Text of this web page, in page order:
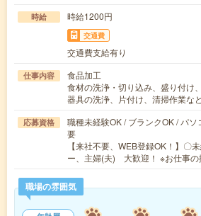
時給 時給1200円
交通費
交通費支給有り
仕事内容
食品加工
食材の洗浄・切り込み、盛り付け
器具の洗浄、片付け、清掃作業な
応募資格
職種未経験OK / ブランクOK / パ
要
【来社不要、WEB登録OK！】〇
ー、主婦(夫) 大歓迎！ ※お仕事
職場の雰囲気